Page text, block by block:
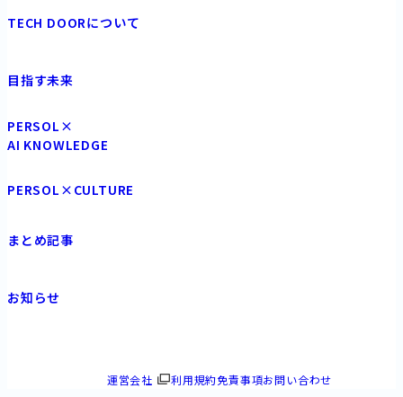
TECH DOORについて
目指す未来
PERSOL×
AI KNOWLEDGE
PERSOL×CULTURE
まとめ記事
お知らせ
運営会社 利用規約免責事項お問い合わせ